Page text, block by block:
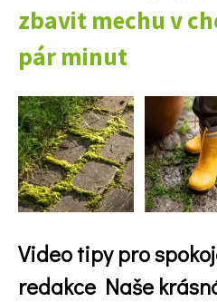
74 Kč
zbavit mechu v
pár minut
Video tipy pro
redakce Naše